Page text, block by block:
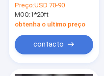
entrada de 6mm
Preço:USD 70-90
MOQ:1*20ft
obtenha o ultimo preço
contacto